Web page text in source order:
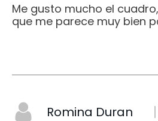
Me gusto mucho el
que me parece muy bien
Romina Duran